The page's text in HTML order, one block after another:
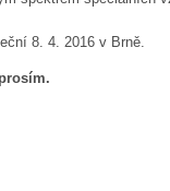
8. 4. 2016 v Brně.